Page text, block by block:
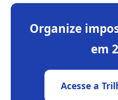
Organize
em
Acesse a